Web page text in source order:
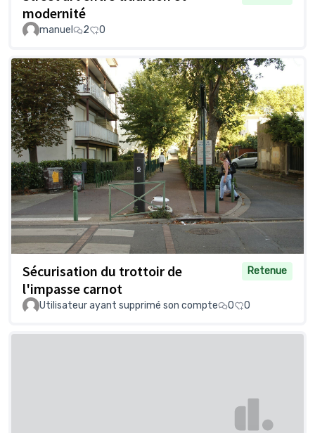
modernité
manuel 2 0
Sécurisation du trottoir de
l'impasse carnot
Retenue
Utilisateur ayant supprimé son compte 0 0